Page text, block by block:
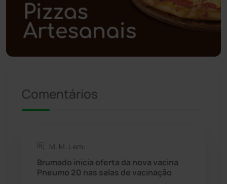
Polícia Militar (27)
Política
Riacho de Santana
Rio do Antônio
Rio do Pires
Comentários
M. M. L em:
Brumado inicia oferta da nova vacina
Pneumo 20 nas salas de vacinação